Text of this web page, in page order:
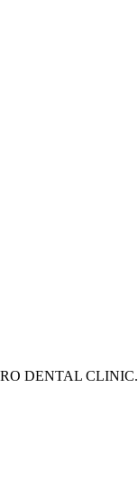
DENTAL CLINIC.